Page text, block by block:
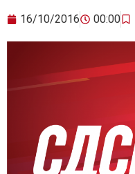
16/10/2016 00:00